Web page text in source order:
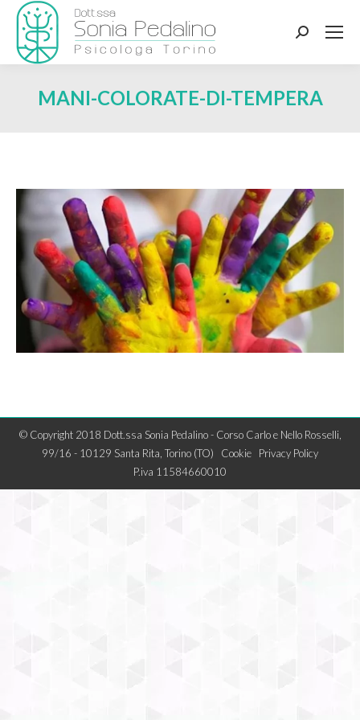
Search:
MANI-COLORATE-DI-TEMPERA
© Copyright 2018 Dott.ssa Sonia Pedalino - Corso Carlo e Nello Rosselli,
99/16 - 10129 Santa Rita, Torino (TO) Cookie
Privacy Policy
P.iva 11584660010